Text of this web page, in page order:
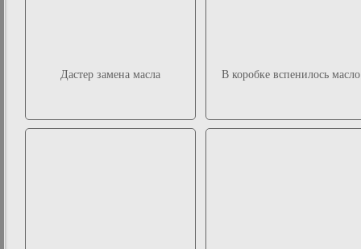
Дастер замена масла В коробке вспенилось масло